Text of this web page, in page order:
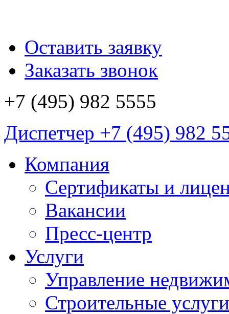
Оставить заявку
Заказать звонок
+7 (495) 982 5555
Диспетчер +7 (495) 982
Компания
Сертификаты и
Вакансии
Пресс-центр
Услуги
Управление
Строительные услуги